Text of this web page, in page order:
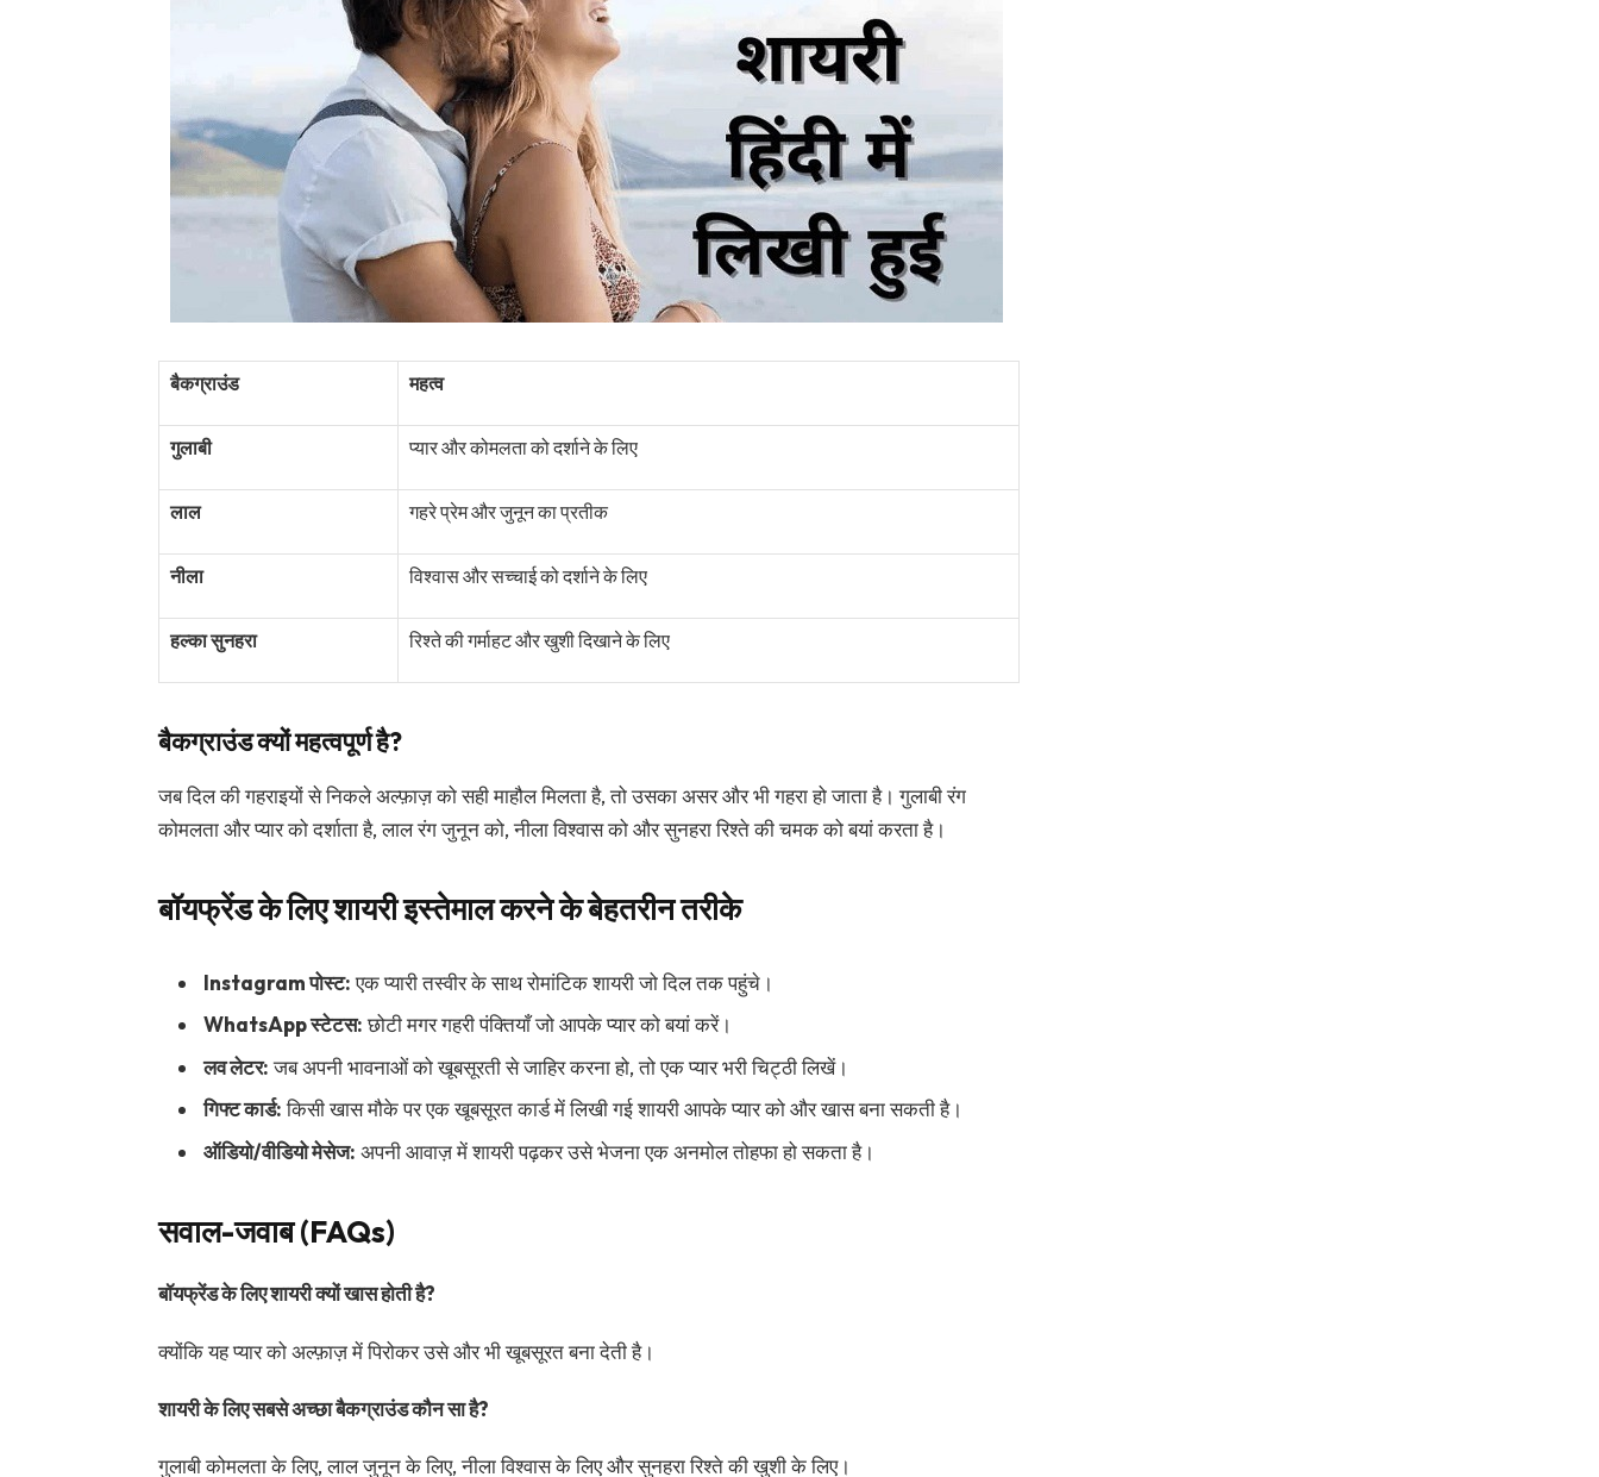
बैकग्राउंड महत्व
गुलाबी प्यार और कोमलता को दर्शाने के लिए
लाल गहरे प्रेम और जुनून का प्रतीक
नीला विश्वास और सच्चाई को दर्शाने के लिए
हल्का सुनहरा रिश्ते की गर्माहट और खुशी दिखाने के लिए
बैकग्राउंड क्यों महत्वपूर्ण है?
जब दिल की गहराइयों से निकले अल्फ़ाज़ को सही माहौल मिलता है, तो उसका असर और भी गहरा हो जाता है। गुलाबी रंग
कोमलता और प्यार को दर्शाता है, लाल रंग जुनून को, नीला विश्वास को और सुनहरा रिश्ते की चमक को बयां करता है।
बॉयफ्रेंड के लिए शायरी इस्तेमाल करने के बेहतरीन तरीके
Instagram पोस्ट:एक प्यारी तस्वीर के साथ रोमांटिक शायरी जो दिल तक पहुंचे।
WhatsApp स्टेटस:छोटी मगर गहरी पंक्तियाँ जो आपके प्यार को बयां करें।
लव लेटर:जब अपनी भावनाओं को खूबसूरती से जाहिर करना हो, तो एक प्यार भरी चिट्ठी लिखें।
गिफ्ट कार्ड:किसी खास मौके पर एक खूबसूरत कार्ड में लिखी गई शायरी आपके प्यार को और खास बना सकती है।
ऑडियो/वीडियो मेसेज: अपनी आवाज़ में शायरी पढ़कर उसे भेजना एक अनमोल तोहफा हो सकता है।
सवाल-जवाब (FAQs)
बॉयफ्रेंड के लिए शायरी क्यों खास होती है?
क्योंकि यह प्यार को अल्फ़ाज़ में पिरोकर उसे और भी खूबसूरत बना देती है।
शायरी के लिए सबसे अच्छा बैकग्राउंड कौन सा है?
गुलाबी कोमलता के लिए, लाल जुनून के लिए, नीला विश्वास के लिए और सुनहरा रिश्ते की खुशी के लिए।